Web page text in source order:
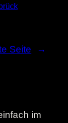
Seite →
im